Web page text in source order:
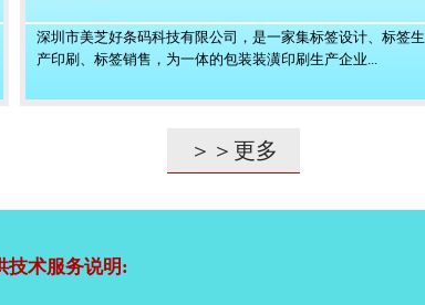
深圳市美芝好条码科技有限公司，是一家集标签设计、标签生
产印刷、标签销售，为一体的包装装潢印刷生产企业...
＞＞更多
技术服务说明: